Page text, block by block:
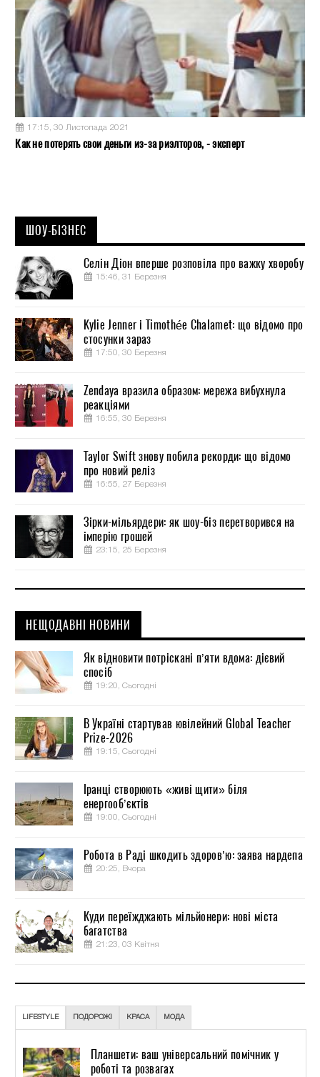
17:15, 30 Листопада 2021
Как не потерять свои деньги из-за риэлторов, - эксперт
ШОУ-БІЗНЕС
Селін Діон вперше розповіла про важку хворобу
15:46, 31 Березня
Kylie Jenner і Timothée Chalamet: що відомо про
стосунки зараз
17:50, 30 Березня
Zendaya вразила образом: мережа вибухнула
реакціями
16:55, 30 Березня
Taylor Swift знову побила рекорди: що відомо
про новий реліз
16:55, 27 Березня
Зірки-мільярдери: як шоу-біз перетворився на
імперію грошей
23:15, 25 Березня
НЕЩОДАВНІ НОВИНИ
Як відновити потріскані п’яти вдома: дієвий
спосіб
19:20, Сьогодні
В Україні стартував ювілейний Global Teacher
Prize-2026
19:15, Сьогодні
Іранці створюють «живі щити» біля
енергооб’єктів
19:00, Сьогодні
Робота в Раді шкодить здоров’ю: заява нардепа
20:25, Вчора
Куди переїжджають мільйонери: нові міста
багатства
21:23, 03 Квітня
LIFESTYLE ПОДОРОЖІ КРАСА МОДА
Планшети: ваш універсальний помічник у
роботі та розвагах